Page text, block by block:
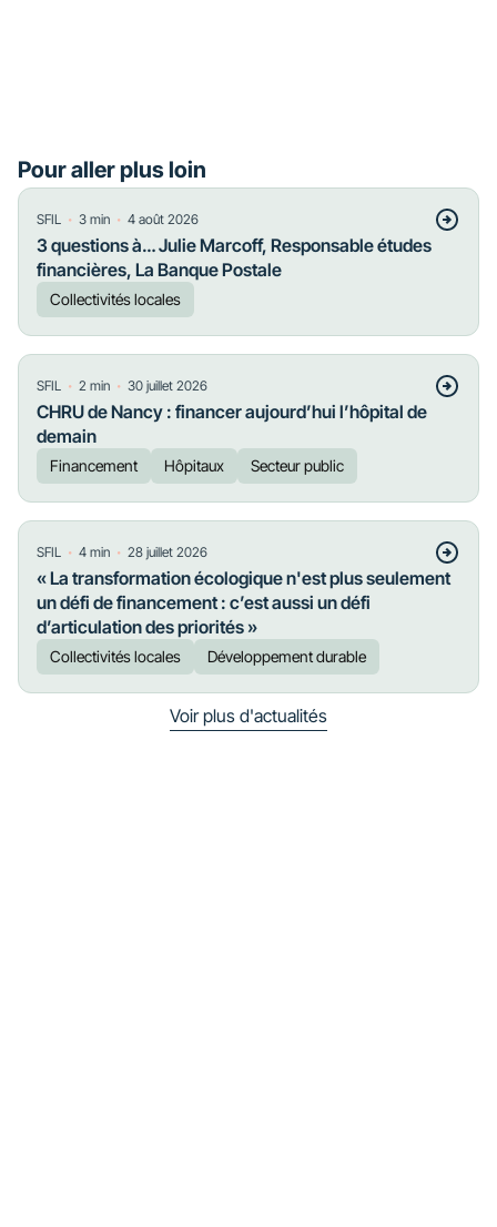
Pour aller plus loin
SFIL ・ 3 min ・ 4 août 2026
3 questions à… Julie Marcoff, Responsable études
financières, La Banque Postale
Collectivités locales
SFIL ・ 2 min ・ 30 juillet 2026
CHRU de Nancy : financer aujourd’hui l’hôpital de
demain
Financement Hôpitaux Secteur public
SFIL ・ 4 min ・ 28 juillet 2026
« La transformation écologique n'est plus seulement
un défi de financement : c’est aussi un défi
d’articulation des priorités »
Collectivités locales Développement durable
Voir plus d'actualités